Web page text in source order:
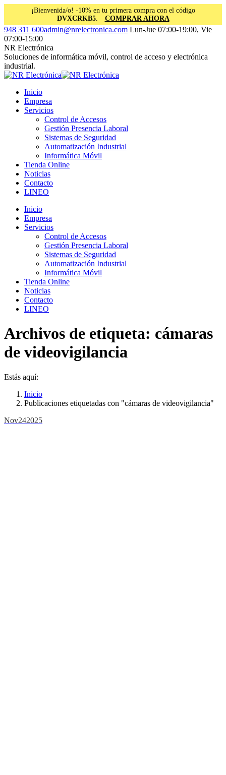
¡Bienvenida/o! -10% en tu primera compra con el código
DVXCRKB5. COMPRAR AHORA
Saltar
al
contenido
Facebook
page
opens
in
new
window
Instagram
page
opens
in
new
window
Linkedin
page
opens
in
new
window
948 311 600admin@nrelectronica.com Lun-Jue 07:00-19:00, Vie
07:00-15:00
NR Electrónica
Soluciones de informática móvil, control de acceso y electrónica
industrial.
Inicio
Empresa
Servicios
Control de Accesos
Gestión Presencia Laboral
Sistemas de Seguridad
Automatización Industrial
Informática Móvil
Tienda Online
Noticias
Contacto
LINEO
Inicio
Empresa
Servicios
Control de Accesos
Gestión Presencia Laboral
Sistemas de Seguridad
Automatización Industrial
Informática Móvil
Tienda Online
Noticias
Contacto
LINEO
Archivos de etiqueta: cámaras
de videovigilancia
Estás aquí:
Inicio
Publicaciones etiquetadas con "cámaras de videovigilancia"
Nov242025